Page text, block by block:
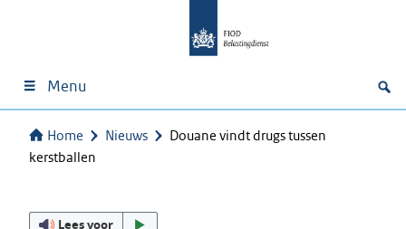
Menu
Home Nieuws
Douane vindt drugs tussen
kerstballen
Lees voor